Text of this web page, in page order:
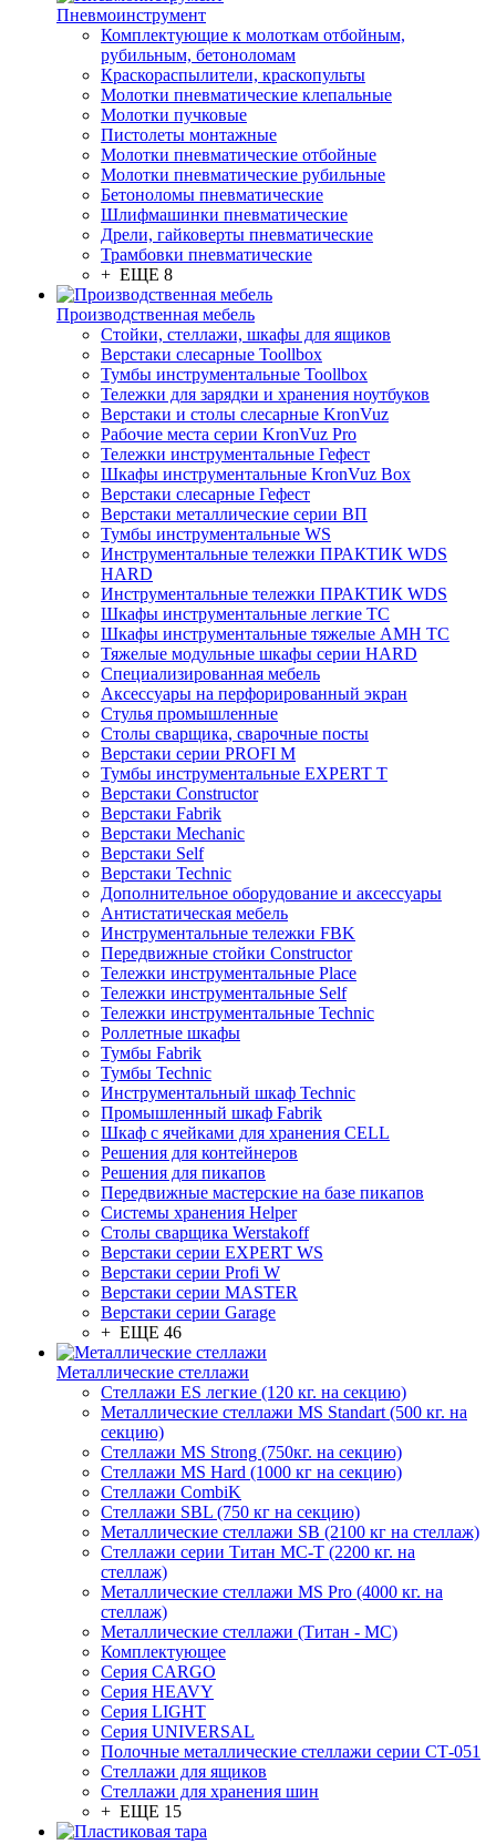
Пневмоинструмент
Комплектующие к молоткам отбойным,
рубильным, бетоноломам
Краскораспылители, краскопульты
Молотки пневматические клепальные
Молотки пучковые
Пистолеты монтажные
Молотки пневматические отбойные
Молотки пневматические рубильные
Бетоноломы пневматические
Шлифмашинки пневматические
Дрели, гайковерты пневматические
Трамбовки пневматические
+ ЕЩЕ 8
Производственная мебель
Стойки, стеллажи, шкафы для ящиков
Верстаки слесарные Toollbox
Тумбы инструментальные Toollbox
Тележки для зарядки и хранения ноутбуков
Верстаки и столы слесарные KronVuz
Рабочие места серии KronVuz Pro
Тележки инструментальные Гефест
Шкафы инструментальные KronVuz Box
Верстаки слесарные Гефест
Верстаки металлические серии ВП
Тумбы инструментальные WS
Инструментальные тележки ПРАКТИК WDS
HARD
Инструментальные тележки ПРАКТИК WDS
Шкафы инструментальные легкие ТС
Шкафы инструментальные тяжелые AMH TC
Тяжелые модульные шкафы серии HARD
Cпециализированная мебель
Аксессуары на перфорированный экран
Стулья промышленные
Столы сварщика, сварочные посты
Верстаки серии PROFI M
Тумбы инструментальные EXPERT T
Верстаки Constructor
Верстаки Fabrik
Верстаки Mechanic
Верстаки Self
Верстаки Technic
Дополнительное оборудование и аксессуары
Антистатическая мебель
Инструментальные тележки FBK
Передвижные стойки Constructor
Тележки инструментальные Place
Тележки инструментальные Self
Тележки инструментальные Technic
Роллетные шкафы
Тумбы Fabrik
Тумбы Technic
Инструментальный шкаф Technic
Промышленный шкаф Fabrik
Шкаф с ячейками для хранения CELL
Решения для контейнеров
Решения для пикапов
Передвижные мастерские на базе пикапов
Системы хранения Helper
Столы сварщика Werstakoff
Верстаки серии EXPERT WS
Верстаки серии Profi W
Верстаки серии MASTER
Верстаки серии Garage
+ ЕЩЕ 46
Металлические стеллажи
Стеллажи ES легкие (120 кг. на секцию)
Металлические стеллажи MS Standart (500 кг. на
секцию)
Стеллажи MS Strong (750кг. на секцию)
Стеллажи MS Hard (1000 кг на секцию)
Стеллажи CombiK
Стеллажи SBL (750 кг на секцию)
Металлические стеллажи SB (2100 кг на стеллаж)
Стеллажи серии Титан МС-Т (2200 кг. на
стеллаж)
Металлические стеллажи MS Pro (4000 кг. на
стеллаж)
Металлические стеллажи (Титан - МС)
Комплектующее
Серия CARGO
Серия HEAVY
Серия LIGHT
Серия UNIVERSAL
Полочные металлические стеллажи серии СТ-051
Стеллажи для ящиков
Стеллажи для хранения шин
+ ЕЩЕ 15